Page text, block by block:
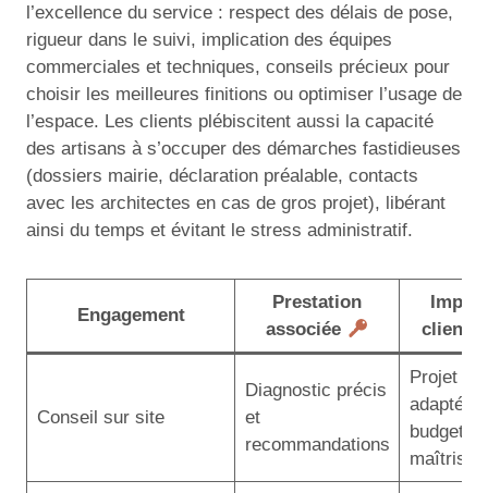
l’excellence du service : respect des délais de pose,
rigueur dans le suivi, implication des équipes
commerciales et techniques, conseils précieux pour
choisir les meilleures finitions ou optimiser l’usage de
l’espace. Les clients plébiscitent aussi la capacité
des artisans à s’occuper des démarches fastidieuses
(dossiers mairie, déclaration préalable, contacts
avec les architectes en cas de gros projet), libérant
ainsi du temps et évitant le stress administratif.
Engagement
Prestation
associée
Impact
client
Conseil sur site
Diagnostic précis
et
recommandations
Projet
adapté,
budget
maîtrisé